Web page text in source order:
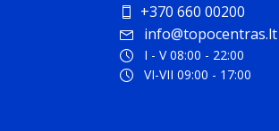
+370 660 00200
info@topocentras.lt
I - V 08:00 - 22:00
VI-VII 09:00 - 17:00